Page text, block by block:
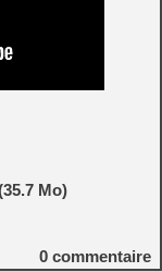
Mo)
0 commentaire